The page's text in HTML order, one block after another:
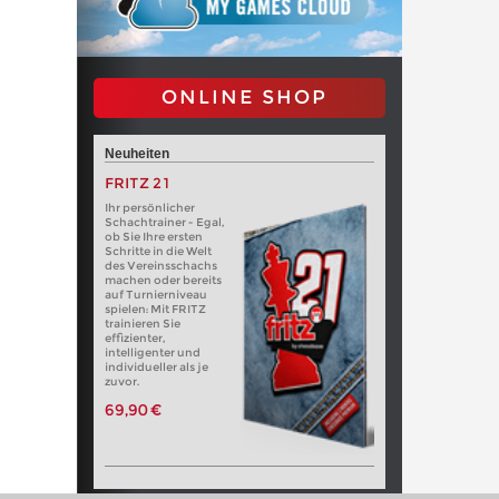
ONLINE SHOP
Neuheiten
FRITZ 21
Ihr persönlicher
Schachtrainer - Egal,
ob Sie Ihre ersten
Schritte in die Welt
des Vereinsschachs
machen oder bereits
auf Turnierniveau
spielen: Mit FRITZ
trainieren Sie
effizienter,
intelligenter und
individueller als je
zuvor.
69,90 €